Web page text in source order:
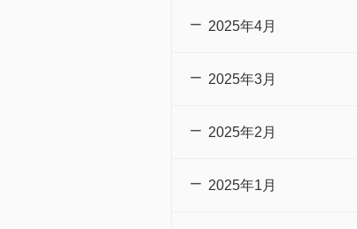
2025年4月
2025年3月
2025年2月
2025年1月